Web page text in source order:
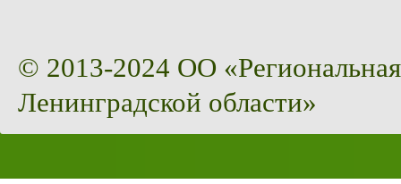
© 2013-2024 ОО
Ленинградской области»